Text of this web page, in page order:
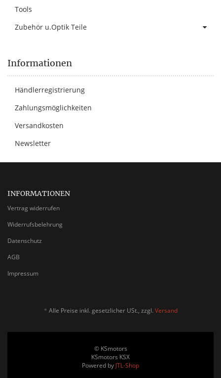
Tools
Zubehör u.Optik Teile
Informationen
Händlerregistrierung
Zahlungsmöglichkeiten
Versandkosten
Newsletter
INFORMATIONEN
Vertrag widerrufen
Widerrufsbelehrung
Datenschutz
AGB
Impressum
* Alle Preise inkl. gesetzlicher USt., zzgl. Versand
© KSmotors
KSmotors KSX
Powered by JTL-Shop